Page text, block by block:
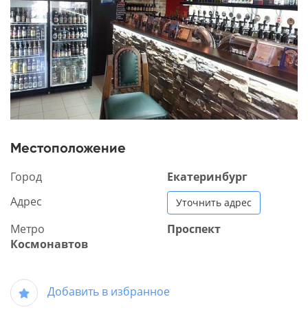
Местоположение
Город
Екатеринбург
Адрес
Уточнить адрес
Метро
Проспект
Космонавтов
Добавить в избранное